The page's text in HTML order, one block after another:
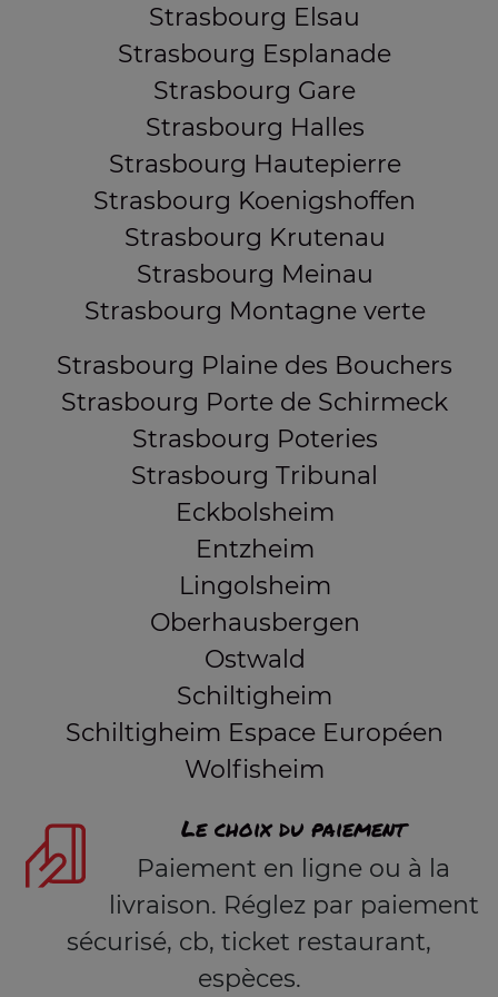
Strasbourg Elsau
Strasbourg Esplanade
Strasbourg Gare
Strasbourg Halles
Strasbourg Hautepierre
Strasbourg Koenigshoffen
Strasbourg Krutenau
Strasbourg Meinau
Strasbourg Montagne verte
Strasbourg Plaine des Bouchers
Strasbourg Porte de Schirmeck
Strasbourg Poteries
Strasbourg Tribunal
Eckbolsheim
Entzheim
Lingolsheim
Oberhausbergen
Ostwald
Schiltigheim
Schiltigheim Espace Européen
Wolfisheim
Le choix du paiement
Paiement en ligne ou à la
livraison. Réglez par paiement
sécurisé, cb, ticket restaurant,
espèces.